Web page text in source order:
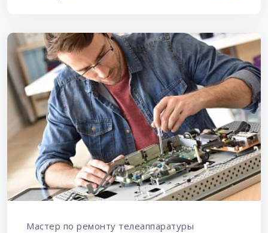
Мастер по ремонту телеаппаратуры